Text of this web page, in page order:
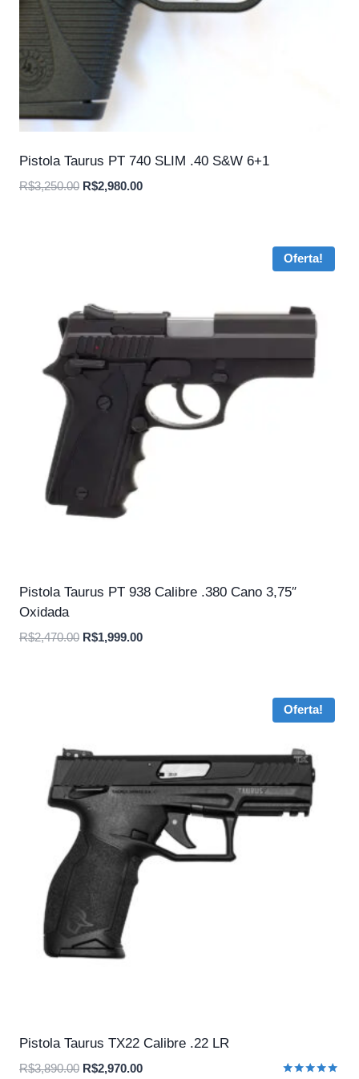
Pistola Taurus PT 740 SLIM .40 S&W 6+1
R$3,250.00 O
R$2,980.00O
Oferta!
Pistola Taurus PT 938 Calibre .380 Cano 3,75″
Oxidada
R$2,470.00 O
R$1,999.00O
Oferta!
Pistola Taurus TX22 Calibre .22 LR
R$3,890.00 O
R$2,970.00O